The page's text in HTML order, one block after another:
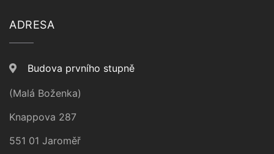
ADRESA
Budova prvního stupně
(Malá Boženka)
Knappova 287
551 01 Jaroměř